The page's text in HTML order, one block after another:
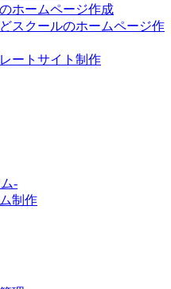
ホームページ作成
スクールのホームページ作
ートサイト制作
-
制作